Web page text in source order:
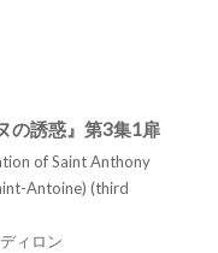
の誘惑』第3集1扉
of Saint Anthony
Antoine) (third
ィロン